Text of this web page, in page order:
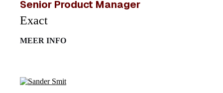
Senior Product Manager
Exact
MEER INFO